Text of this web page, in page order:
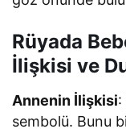
Rüyada
İlişkisi ve
Annenin İlişkisi:
sembolü. Bunu